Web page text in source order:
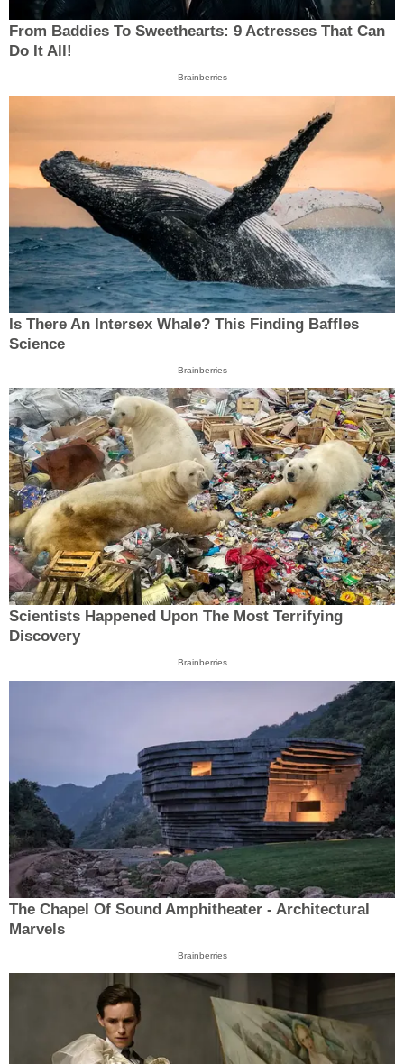
From Baddies To Sweethearts: 9 Actresses That Can
Do It All!
Brainberries
Is There An Intersex Whale? This Finding Baffles
Science
Brainberries
Scientists Happened Upon The Most Terrifying
Discovery
Brainberries
The Chapel Of Sound Amphitheater - Architectural
Marvels
Brainberries